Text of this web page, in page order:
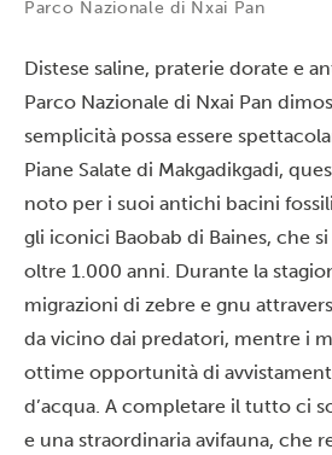
Parco Nazionale di Nxai Pan
Distese saline, praterie dorate e
Parco Nazionale di Nxai Pan
semplicità possa essere
Piane Salate di Makgadikgadi,
noto per i suoi antichi bacini
gli iconici Baobab di Baines, che
oltre 1.000 anni. Durante la
migrazioni di zebre e gnu
da vicino dai predatori, mentre i
ottime opportunità di
d’acqua. A completare il tutto ci
e una straordinaria avifauna, che